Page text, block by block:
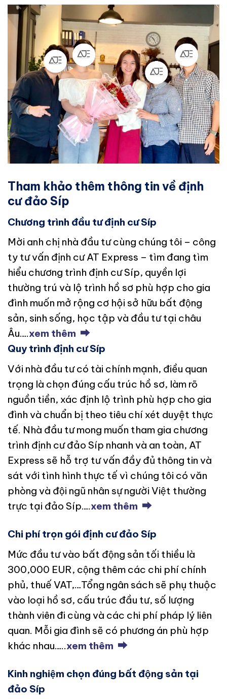
Tham khảo thêm thông tin về định
cư đảo Síp
Chương trình đầu tư định cư Síp
Mời anh chị nhà đầu tư cùng chúng tôi – công
ty tư vấn định cư AT Express – tìm đang tìm
hiểu chương trình định cư Síp, quyền lợi
thường trú và lộ trình hồ sơ phù hợp cho gia
đình muốn mở rộng cơ hội sở hữu bất động
sản, sinh sống, học tập và đầu tư tại châu
Âu….xem thêm ⮕
Quy trình định cư Síp
Với nhà đầu tư có tài chính mạnh, điều quan
trọng là chọn đúng cấu trúc hồ sơ, làm rõ
nguồn tiền, xác định lộ trình phù hợp cho gia
đình và chuẩn bị theo tiêu chí xét duyệt thực
tế. Nhà đầu tư mong muốn tham gia chương
trình định cư đảo Síp nhanh và an toàn, AT
Express sẽ hỗ trợ tư vấn đầy đủ thông tin và
sát với tình hình thực tế vì chúng tôi có văn
phòng và đội ngũ nhân sự người Việt thường
trực tại đảo Síp….xem thêm ⮕
Chi phí trọn gói định cư đảo Síp
Mức đầu tư vào bất động sản tối thiều là
300,000 EUR, cộng thêm các chi phí chính
phủ, thuế VAT,…Tổng ngân sách sẽ phụ thuộc
vào loại hồ sơ, cấu trúc đầu tư, số lượng
thành viên đi cùng và các chi phí pháp lý liên
quan. Mỗi gia đình sẽ có phương án phù hợp
khác nhau…..xem thêm ⮕
Kinh nghiệm chọn đúng bất động sản tại
đảo Síp